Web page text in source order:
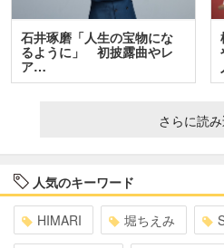
石井琢磨「人生の宝物にな
るように」 初披露曲やレ
ア…
さらに読
人気のキーワード
HIMARI 堀ちえみ